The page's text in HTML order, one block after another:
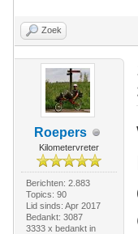
Zoek
Roepers
Kilometervreter
Berichten: 2.883
Topics: 90
Lid sinds: Apr 2017
Bedankt: 3087
3333 x bedankt in